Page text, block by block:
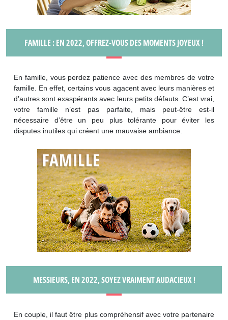
FAMILLE : EN 2022, OFFREZ-VOUS DES MOMENTS JOYEUX !
En famille, vous perdez patience avec des membres de votre
famille. En effet, certains vous agacent avec leurs manières et
d’autres sont exaspérants avec leurs petits défauts. C’est vrai,
votre famille n’est pas parfaite, mais peut-être est-il
nécessaire d’être un peu plus tolérante pour éviter les
disputes inutiles qui créent une mauvaise ambiance.
MESSIEURS, EN 2022, SOYEZ VRAIMENT AUDACIEUX !
En couple, il faut être plus compréhensif avec votre partenaire